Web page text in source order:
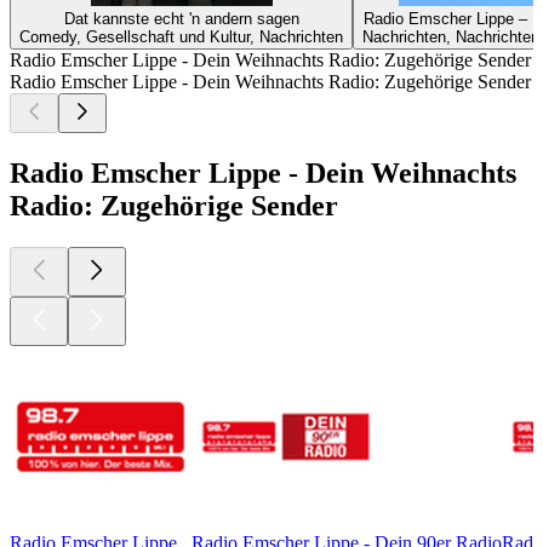
Dat kannste echt 'n andern sagen
Comedy, Gesellschaft und Kultur, Nachrichten
Radio Emscher Lippe –
Nachrichten,
Radio Emscher Lippe - Dein Weihnachts Radio: Zugehörige Sender
Radio Emscher Lippe - Dein Weihnachts Radio: Zugehörige Sender
Radio Emscher Lippe - Dein Weihnachts
Radio: Zugehörige Sender
Radio Emscher Lippe Radio Emscher Lippe - Dein 90er Radio